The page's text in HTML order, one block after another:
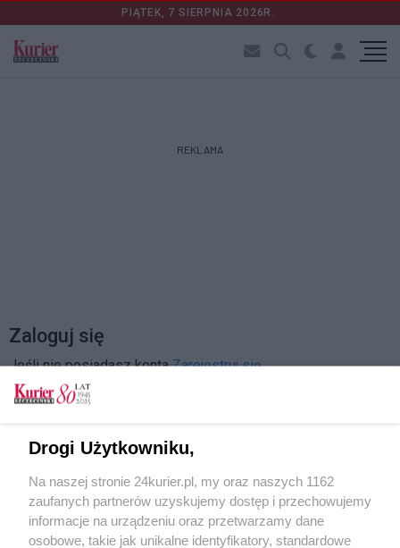
PIĄTEK, 7 SIERPNIA 2026R.
REKLAMA
Zaloguj się
Jeśli nie posiadasz kontaZarejestruj się
Drogi Użytkowniku,
Na naszej stronie 24kurier.pl, my oraz naszych 1162
zaufanych partnerów uzyskujemy dostęp i przechowujemy
informacje na urządzeniu oraz przetwarzamy dane
osobowe, takie jak unikalne identyfikatory, standardowe